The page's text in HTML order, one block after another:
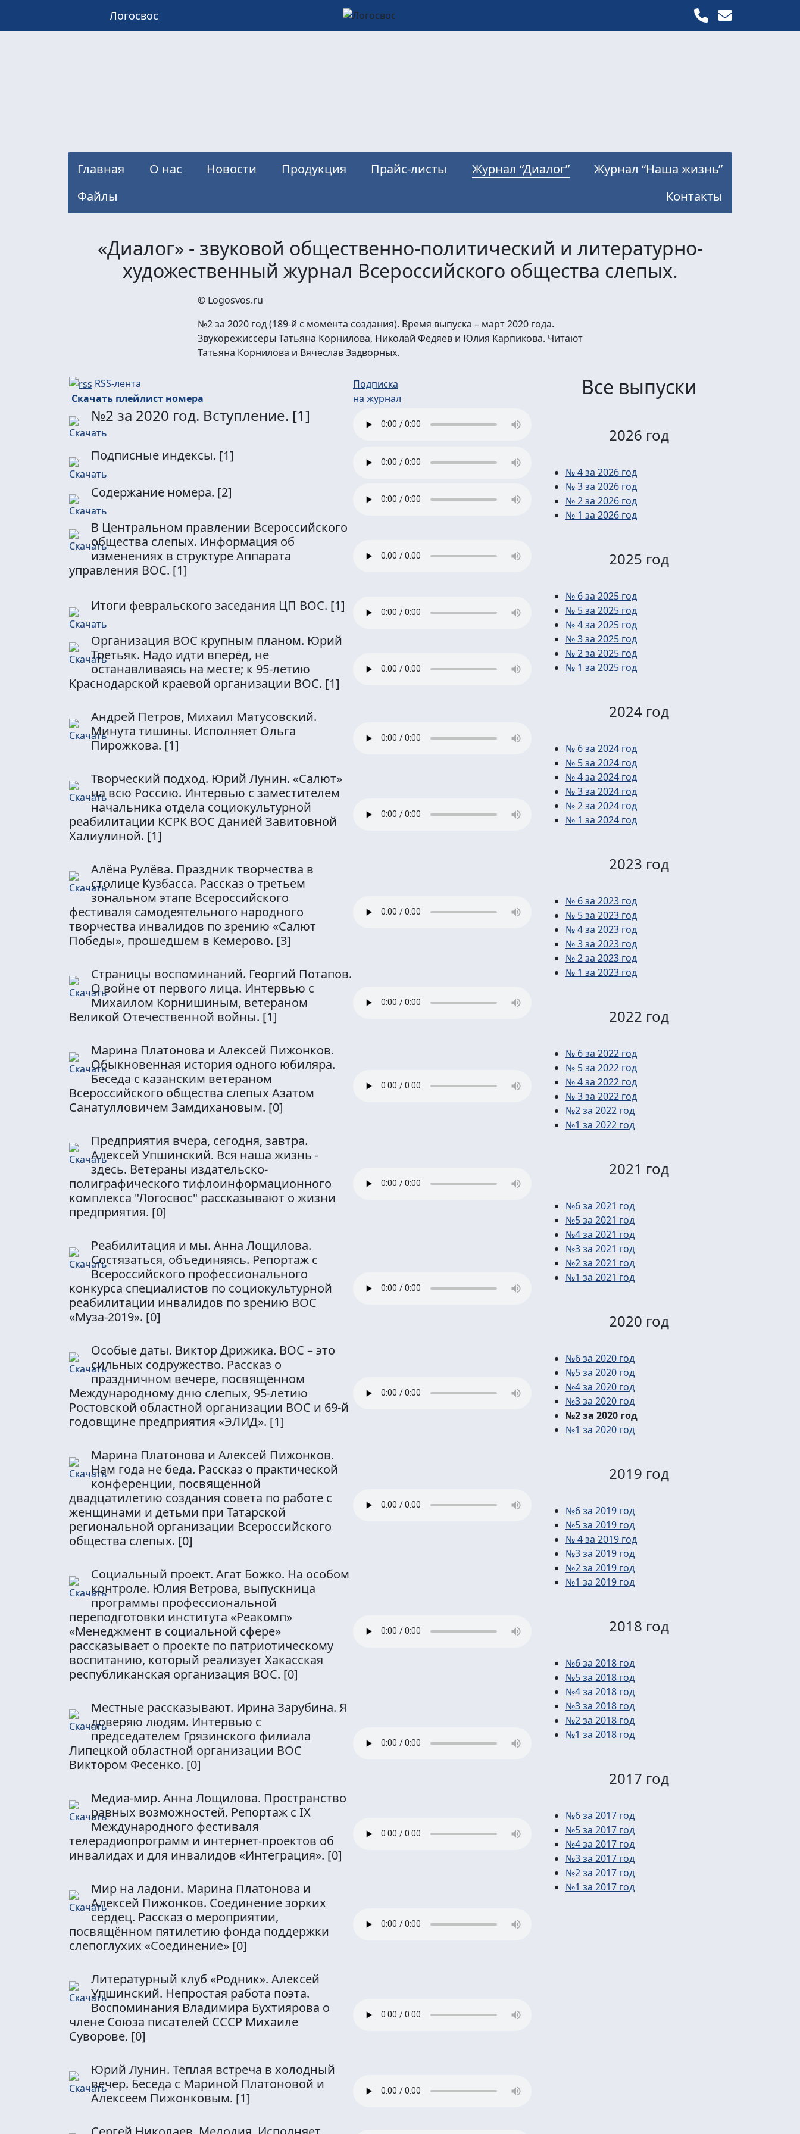
Логосвос
Главная О нас Новости Продукция Прайс-листы Журнал “Диалог”
Журнал “Наша жизнь”
Файлы
Контакты
«Диалог» - звуковой общественно-политический и литературно-
художественный журнал Всероссийского общества слепых.
© Logosvos.ru
№2 за 2020 год (189-й с момента создания). Время выпуска – март 2020 года.
Звукорежиссёры Татьяна Корнилова, Николай Федяев и Юлия Карпикова. Читают
Татьяна Корнилова и Вячеслав Задворных.
RSS-лента
Скачать плейлист номера
Подписка
на журнал
№2 за 2020 год. Вступление. [1]
Подписные индексы. [1]
Содержание номера. [2]
В Центральном правлении Всероссийского
общества слепых. Информация об
изменениях в структуре Аппарата
управления ВОС. [1]
Итоги февральского заседания ЦП ВОС. [1]
Организация ВОС крупным планом. Юрий
Третьяк. Надо идти вперёд, не
останавливаясь на месте; к 95-летию
Краснодарской краевой организации ВОС. [1]
Андрей Петров, Михаил Матусовский.
Минута тишины. Исполняет Ольга
Пирожкова. [1]
Творческий подход. Юрий Лунин. «Салют»
на всю Россию. Интервью с заместителем
начальника отдела социокультурной
реабилитации КСРК ВОС Даниёй Завитовной
Халиулиной. [1]
Алёна Рулёва. Праздник творчества в
столице Кузбасса. Рассказ о третьем
зональном этапе Всероссийского
фестиваля самодеятельного народного
творчества инвалидов по зрению «Салют
Победы», прошедшем в Кемерово. [3]
Страницы воспоминаний. Георгий Потапов.
О войне от первого лица. Интервью с
Михаилом Корнишиным, ветераном
Великой Отечественной войны. [1]
Марина Платонова и Алексей Пижонков.
Обыкновенная история одного юбиляра.
Беседа с казанским ветераном
Всероссийского общества слепых Азатом
Санатулловичем Замдихановым. [0]
Предприятия вчера, сегодня, завтра.
Алексей Упшинский. Вся наша жизнь -
здесь. Ветераны издательско-
полиграфического тифлоинформационного
комплекса "Логосвос" рассказывают о жизни
предприятия. [0]
Реабилитация и мы. Анна Лощилова.
Состязаться, объединяясь. Репортаж с
Всероссийского профессионального
конкурса специалистов по социокультурной
реабилитации инвалидов по зрению ВОС
«Муза-2019». [0]
Особые даты. Виктор Дрижика. ВОС – это
сильных содружество. Рассказ о
праздничном вечере, посвящённом
Международному дню слепых, 95-летию
Ростовской областной организации ВОС и 69-й
годовщине предприятия «ЭЛИД». [1]
Марина Платонова и Алексей Пижонков.
Нам года не беда. Рассказ о практической
конференции, посвящённой
двадцатилетию создания совета по работе с
женщинами и детьми при Татарской
региональной организации Всероссийского
общества слепых. [0]
Социальный проект. Агат Божко. На особом
контроле. Юлия Ветрова, выпускница
программы профессиональной
переподготовки института «Реакомп»
«Менеджмент в социальной сфере»
рассказывает о проекте по патриотическому
воспитанию, который реализует Хакасская
республиканская организация ВОС. [0]
Местные рассказывают. Ирина Зарубина. Я
доверяю людям. Интервью с
председателем Грязинского филиала
Липецкой областной организации ВОС
Виктором Фесенко. [0]
Медиа-мир. Анна Лощилова. Пространство
равных возможностей. Репортаж с IX
Международного фестиваля
телерадиопрограмм и интернет-проектов об
инвалидах и для инвалидов «Интеграция». [0]
Мир на ладони. Марина Платонова и
Алексей Пижонков. Соединение зорких
сердец. Рассказ о мероприятии,
посвящённом пятилетию фонда поддержки
слепоглухих «Соединение» [0]
Литературный клуб «Родник». Алексей
Упшинский. Непростая работа поэта.
Воспоминания Владимира Бухтиярова о
члене Союза писателей СССР Михаиле
Суворове. [0]
Юрий Лунин. Тёплая встреча в холодный
вечер. Беседа с Мариной Платоновой и
Алексеем Пижонковым. [1]
Все выпуски
2026 год
№ 4 за 2026 год
№ 3 за 2026 год
№ 2 за 2026 год
№ 1 за 2026 год
2025 год
№ 6 за 2025 год
№ 5 за 2025 год
№ 4 за 2025 год
№ 3 за 2025 год
№ 2 за 2025 год
№ 1 за 2025 год
2024 год
№ 6 за 2024 год
№ 5 за 2024 год
№ 4 за 2024 год
№ 3 за 2024 год
№ 2 за 2024 год
№ 1 за 2024 год
2023 год
№ 6 за 2023 год
№ 5 за 2023 год
№ 4 за 2023 год
№ 3 за 2023 год
№ 2 за 2023 год
№ 1 за 2023 год
2022 год
№ 6 за 2022 год
№ 5 за 2022 год
№ 4 за 2022 год
№ 3 за 2022 год
№2 за 2022 год
№1 за 2022 год
2021 год
№6 за 2021 год
№5 за 2021 год
№4 за 2021 год
№3 за 2021 год
№2 за 2021 год
№1 за 2021 год
2020 год
№6 за 2020 год
№5 за 2020 год
№4 за 2020 год
№3 за 2020 год
№2 за 2020 год
№1 за 2020 год
2019 год
№6 за 2019 год
№5 за 2019 год
№ 4 за 2019 год
№3 за 2019 год
№2 за 2019 год
№1 за 2019 год
2018 год
№6 за 2018 год
№5 за 2018 год
№4 за 2018 год
№3 за 2018 год
№2 за 2018 год
№1 за 2018 год
2017 год
№6 за 2017 год
№5 за 2017 год
№4 за 2017 год
№3 за 2017 год
№2 за 2017 год
№1 за 2017 год